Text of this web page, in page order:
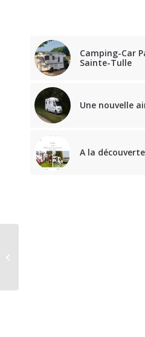
Camping-Car
Sainte-Tulle
Une nouvelle
A la